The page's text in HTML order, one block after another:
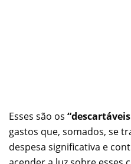
Esses são os
gastos que, somados, se
despesa significativa e